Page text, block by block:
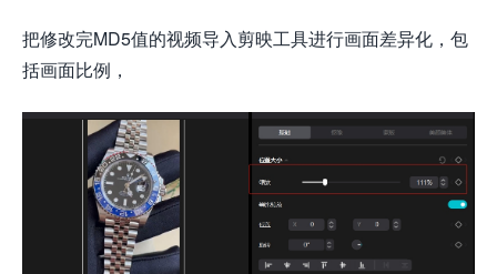
把修改完MD5值的视频导入剪映工具进行画面差异化，包
括画面比例，